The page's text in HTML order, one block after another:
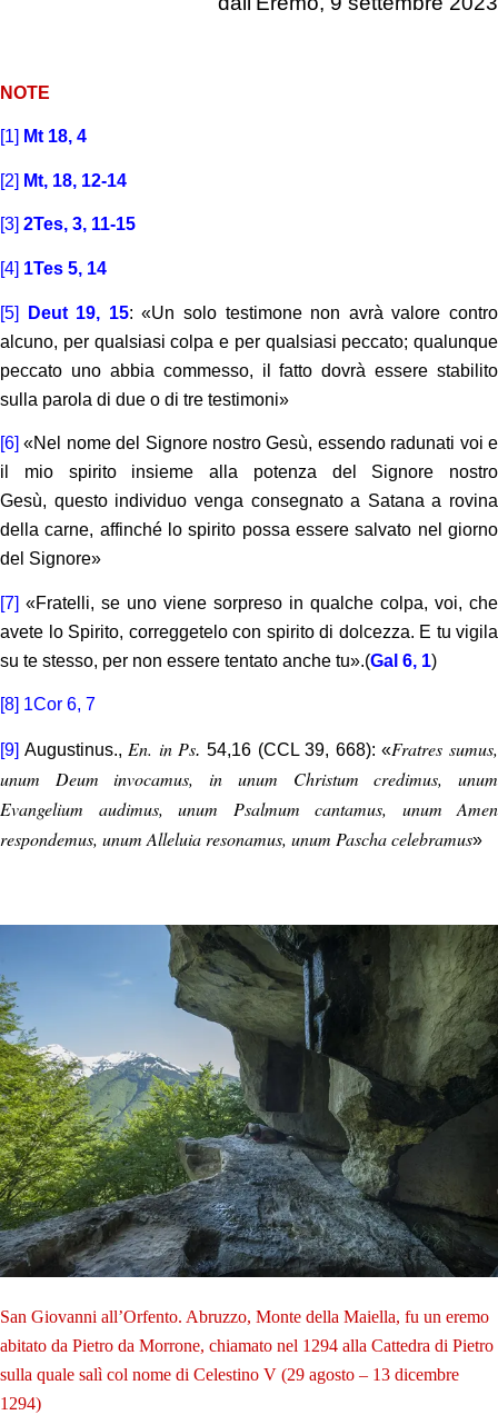
NOTE
[1] Mt 18, 4
[2] Mt, 18, 12-14
[3] 2Tes, 3, 11-15
[4] 1Tes 5, 14
[5] Deut 19, 15: «Un solo testimone non avrà valore contro
alcuno, per qualsiasi colpa e per qualsiasi peccato; qualunque
peccato uno abbia commesso, il fatto dovrà essere stabilito
sulla parola di due o di tre testimoni»
[6] «Nel nome del Signore nostro Gesù, essendo radunati voi e
il mio spirito insieme alla potenza del Signore nostro
Gesù, questo individuo venga consegnato a Satana a rovina
della carne, affinché lo spirito possa essere salvato nel giorno
del Signore»
[7] «Fratelli, se uno viene sorpreso in qualche colpa, voi, che
avete lo Spirito, correggetelo con spirito di dolcezza. E tu vigila
su te stesso, per non essere tentato anche tu».(Gal 6, 1)
[8] 1Cor 6, 7
[9] Augustinus., En. in Ps. 54,16 (CCL 39, 668): «Fratres sumus,
unum Deum invocamus, in unum Christum credimus, unum
Evangelium audimus, unum Psalmum cantamus, unum Amen
respondemus, unum Alleluia resonamus, unum Pascha celebramus»
San Giovanni all’Orfento. Abruzzo, Monte della Maiella, fu un eremo
abitato da Pietro da Morrone, chiamato nel 1294 alla Cattedra di Pietro
sulla quale salì col nome di Celestino V (29 agosto – 13 dicembre
1294)